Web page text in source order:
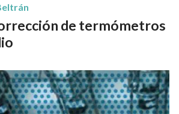
de termómetros